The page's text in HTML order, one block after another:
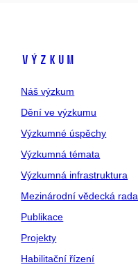
Výzkum
Náš výzkum
Dění ve výzkumu
Výzkumné úspěchy
Výzkumná témata
Výzkumná infrastruktura
Mezinárodní vědecká rada
Publikace
Projekty
Habilitační řízení